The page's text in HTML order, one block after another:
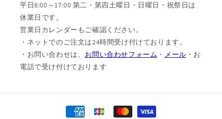
平日8:00～17:00 第二・第四土曜日・日曜日・祝祭日は
休業日です。
営業日カレンダーもご確認ください。
・ネットでのご注文は24時間受け付けております。
・お問い合わせは、 お問い合わせフォーム ・ メール ・お
電話で受け付けております
決